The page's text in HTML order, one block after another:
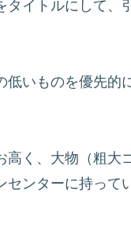
イトルにして、
いものを優先的
く、大物（粗大
ンターに持って